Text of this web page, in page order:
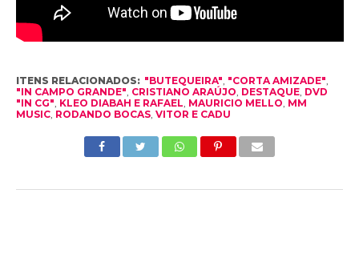
ITENS RELACIONADOS: "BUTEQUEIRA" "CORTA AMIZADE"
"IN CAMPO GRANDE" CRISTIANO ARAÚJO DESTAQUE, DVD
"IN CG" KLEO DIABAH E RAFAEL MAURICIO MELLO MM
MUSIC, RODANDO BOCAS, VITOR E CADU